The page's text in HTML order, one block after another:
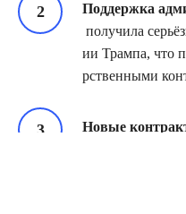
Поддержка
получила
ии Трампа, что
рственными
Новые